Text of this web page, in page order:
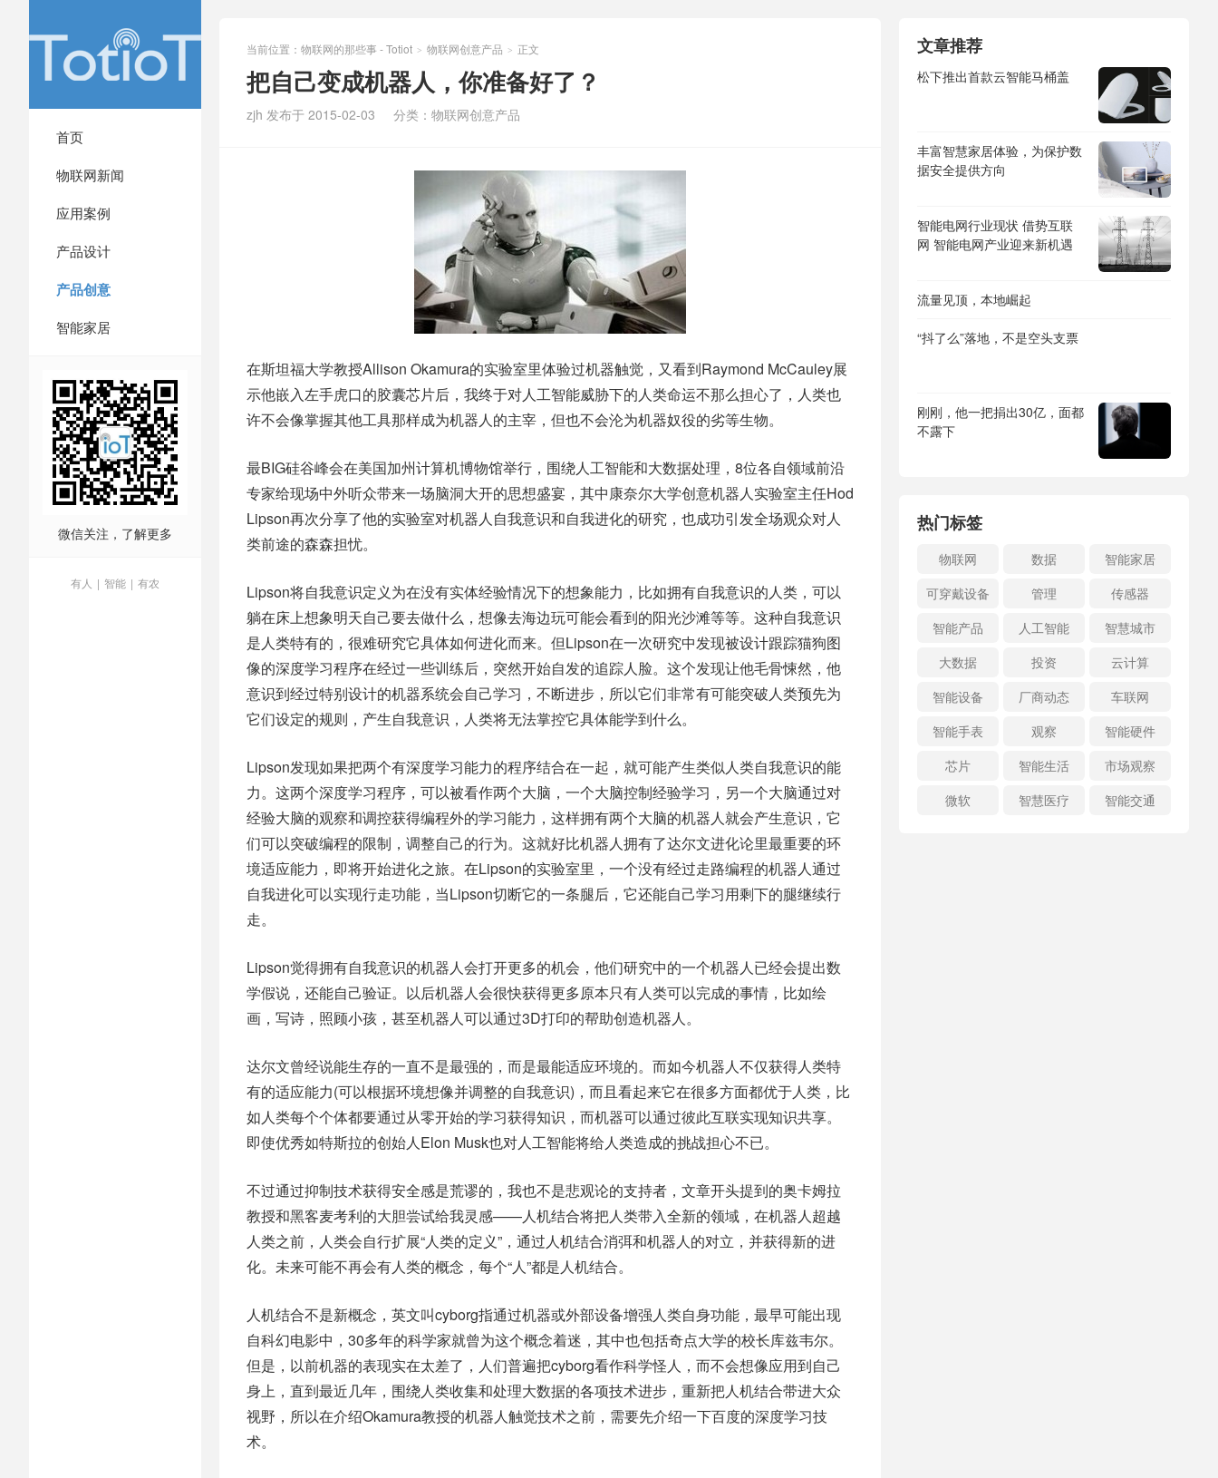
首页
物联网新闻
应用案例
产品设计
产品创意
智能家居
微信关注，了解更多
有人 | 智能 | 有农
当前位置： 物联网的那些事 - Totiot > 物联网创意产品 > 正文
把自己变成机器人，你准备好了？
zjh 发布于 2015-02-03 分类： 物联网创意产品
在斯坦福大学教授Allison Okamura的实验室里体验过机器触觉，又看到Raymond McCauley展
示他嵌入左手虎口的胶囊芯片后，我终于对人工智能威胁下的人类命运不那么担心了，人类也
许不会像掌握其他工具那样成为机器人的主宰，但也不会沦为机器奴役的劣等生物。
最BIG硅谷峰会在美国加州计算机博物馆举行，围绕人工智能和大数据处理，8位各自领域前沿
专家给现场中外听众带来一场脑洞大开的思想盛宴，其中康奈尔大学创意机器人实验室主任Hod
Lipson再次分享了他的实验室对机器人自我意识和自我进化的研究，也成功引发全场观众对人
类前途的森森担忧。
Lipson将自我意识定义为在没有实体经验情况下的想象能力，比如拥有自我意识的人类，可以
躺在床上想象明天自己要去做什么，想像去海边玩可能会看到的阳光沙滩等等。这种自我意识
是人类特有的，很难研究它具体如何进化而来。但Lipson在一次研究中发现被设计跟踪猫狗图
像的深度学习程序在经过一些训练后，突然开始自发的追踪人脸。这个发现让他毛骨悚然，他
意识到经过特别设计的机器系统会自己学习，不断进步，所以它们非常有可能突破人类预先为
它们设定的规则，产生自我意识，人类将无法掌控它具体能学到什么。
Lipson发现如果把两个有深度学习能力的程序结合在一起，就可能产生类似人类自我意识的能
力。这两个深度学习程序，可以被看作两个大脑，一个大脑控制经验学习，另一个大脑通过对
经验大脑的观察和调控获得编程外的学习能力，这样拥有两个大脑的机器人就会产生意识，它
们可以突破编程的限制，调整自己的行为。这就好比机器人拥有了达尔文进化论里最重要的环
境适应能力，即将开始进化之旅。在Lipson的实验室里，一个没有经过走路编程的机器人通过
自我进化可以实现行走功能，当Lipson切断它的一条腿后，它还能自己学习用剩下的腿继续行
走。
Lipson觉得拥有自我意识的机器人会打开更多的机会，他们研究中的一个机器人已经会提出数
学假说，还能自己验证。以后机器人会很快获得更多原本只有人类可以完成的事情，比如绘
画，写诗，照顾小孩，甚至机器人可以通过3D打印的帮助创造机器人。
达尔文曾经说能生存的一直不是最强的，而是最能适应环境的。而如今机器人不仅获得人类特
有的适应能力(可以根据环境想像并调整的自我意识)，而且看起来它在很多方面都优于人类，比
如人类每个个体都要通过从零开始的学习获得知识，而机器可以通过彼此互联实现知识共享。
即使优秀如特斯拉的创始人Elon Musk也对人工智能将给人类造成的挑战担心不已。
不过通过抑制技术获得安全感是荒谬的，我也不是悲观论的支持者，文章开头提到的奥卡姆拉
教授和黑客麦考利的大胆尝试给我灵感——人机结合将把人类带入全新的领域，在机器人超越
人类之前，人类会自行扩展“人类的定义”，通过人机结合消弭和机器人的对立，并获得新的进
化。未来可能不再会有人类的概念，每个“人”都是人机结合。
人机结合不是新概念，英文叫cyborg指通过机器或外部设备增强人类自身功能，最早可能出现
自科幻电影中，30多年的科学家就曾为这个概念着迷，其中也包括奇点大学的校长库兹韦尔。
但是，以前机器的表现实在太差了，人们普遍把cyborg看作科学怪人，而不会想像应用到自己
身上，直到最近几年，围绕人类收集和处理大数据的各项技术进步，重新把人机结合带进大众
视野，所以在介绍Okamura教授的机器人触觉技术之前，需要先介绍一下百度的深度学习技
术。
文章推荐
松下推出首款云智能马桶盖
丰富智慧家居体验，为保护数
据安全提供方向
智能电网行业现状 借势互联
网 智能电网产业迎来新机遇
流量见顶，本地崛起
“抖了么”落地，不是空头支票
刚刚，他一把捐出30亿，面都
不露下
热门标签
物联网 数据
智能家居
可穿戴设备
管理
传感器
智能产品
人工智能
智慧城市
大数据
投资
云计算
智能设备
厂商动态
车联网
智能手表
观察
智能硬件
芯片
智能生活
市场观察
微软
智慧医疗 智能交通